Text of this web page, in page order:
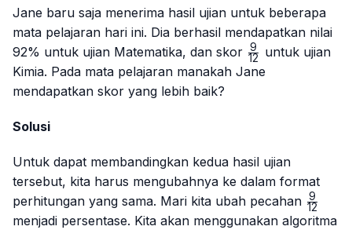
Jane baru saja menerima hasil ujian untuk beberapa
mata pelajaran hari ini. Dia berhasil mendapatkan nilai
92% untuk ujian Matematika, dan skor \frac{9}
{12}
12
9
untuk ujian
Kimia. Pada mata pelajaran manakah Jane
mendapatkan skor yang lebih baik?
Solusi
Untuk dapat membandingkan kedua hasil ujian
tersebut, kita harus mengubahnya ke dalam format
perhitungan yang sama. Mari kita ubah pecahan
{12}
12
9
menjadi persentase. Kita akan menggunakan algoritma